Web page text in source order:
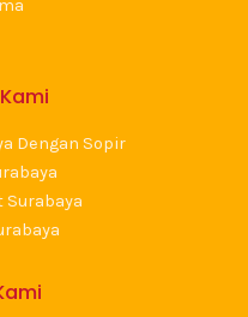
Dengan Sopir
Surabaya